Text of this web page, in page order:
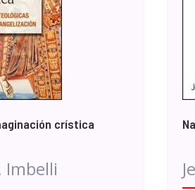
crística
Imbelli